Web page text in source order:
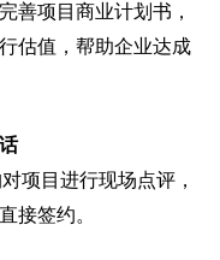
善项目商业计划书，
估值，帮助企业达成
项目进行现场点评，
接签约。